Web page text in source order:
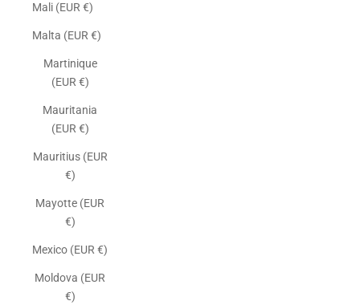
Mali (EUR €)
Malta (EUR €)
Martinique
(EUR €)
Mauritania
(EUR €)
Mauritius (EUR
€)
Mayotte (EUR
€)
Mexico (EUR €)
Moldova (EUR
€)